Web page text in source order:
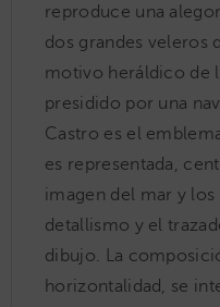
reproduce una
dos grandes veleros
motivo heráldico de
presidido por una
Castro es el
es representada,
imagen del mar y
detallismo y el
dibujo. La
horizontalidad, se